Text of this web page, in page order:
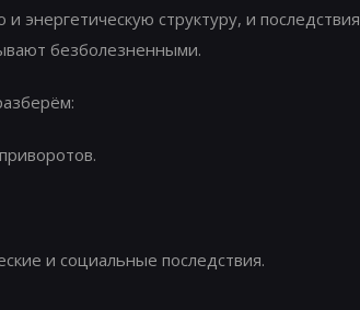
энергетическую структуру, и последствия
безболезненными.
и социальные последствия.